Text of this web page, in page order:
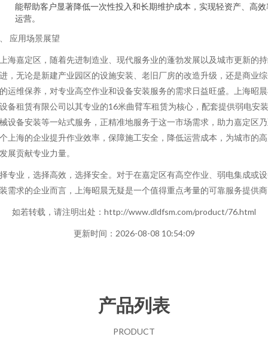
能帮助客户显著降低一次性投入和长期维护成本，实现轻资产、高效
运营。
应用场景展望
海嘉定区，随着先进制造业、现代服务业的蓬勃发展以及城市更新的
，无论是新建产业园区的设施安装、老旧厂房的改造升级，还是商业
运维保养，对专业高空作业和设备安装服务的需求日益旺盛。上海昭
备租赁有限公司以其专业的16米曲臂车租赁为核心，配套提供弱电安
设备安装等一站式服务，正精准地服务于这一市场需求，助力嘉定区
上海的企业提升作业效率，保障施工安全，降低运营成本，为城市的
展贡献专业力量。
专业，选择高效，选择安全。对于在嘉定区有高空作业、弱电集成或
需求的企业而言，上海昭晨无疑是一个值得重点考量的可靠服务提供
如若转载，请注明出处：http://www.dldfsm.com/product/76.html
更新时间：2026-08-08 10:54:09
产品列表
PRODUCT